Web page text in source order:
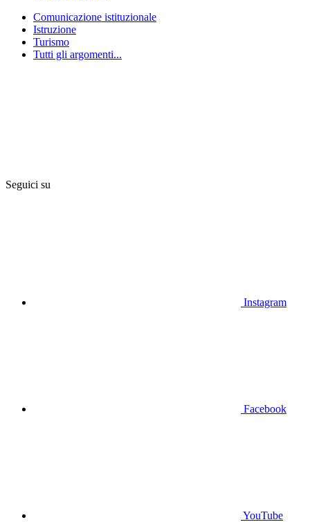
Comunicazione istituzionale
Istruzione
Turismo
Tutti gli argomenti...
Seguici su
Instagram
Facebook
YouTube